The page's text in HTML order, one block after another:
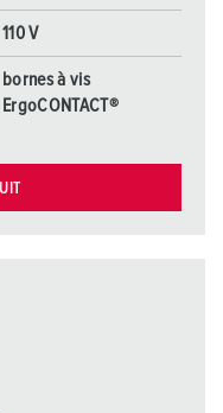
110 V
bornes à vis
ErgoCONTACT®